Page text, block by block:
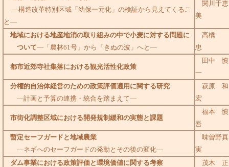
―構造改革特別区域「幼保一元化」の検証から見えてくるこ
と―
関川千恵
美
地域における地産地消の取り組みの中で小麦に対する問題に
ついて―「農林61号」から「きぬの波」へと―
高橋
忠
都市近郊寺社集落における観光活性化政策
田中 慎
一
分権的自治体経営のための政策評価適用に関する研究
―計画と予算の連携・統合を踏まえて―
萩原 和
宏
市街化調整区域における開発規制緩和の実態と課題
福本 慎
吾
暫定セーフガードと地域農業
―ネギへのセーフガードの発動とその後の変化―
味曽野真
実
ダム事業における政策評価と環境価値に関する考察
茂木 正